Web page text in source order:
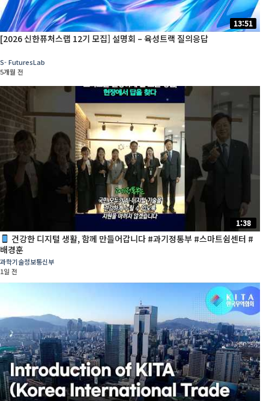
13:51
[2026 신한퓨처스랩 12기 모집] 설명회 – 육성트랙 질의응답
S- FuturesLab
5개월 전
1:38
건강한 디지털 생활, 함께 만들어갑니다 #과기정통부 #스마트쉼센터 #
배경훈
과학기술정보통신부
1일 전